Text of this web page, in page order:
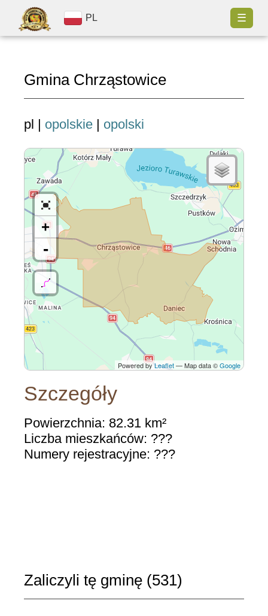
PL ☰
Gmina Chrząstowice
pl | opolskie | opolski
+
-
Powered byLeaflet— Map data ©Google
Szczegóły
Powierzchnia: 82.31 km²
Liczba mieszkańców: ???
Numery rejestracyjne: ???
Zaliczyli tę gminę (531)